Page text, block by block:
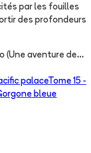
par les fouilles
des profondeurs
(Une aventure de...
palaceTome 15 -
bleue